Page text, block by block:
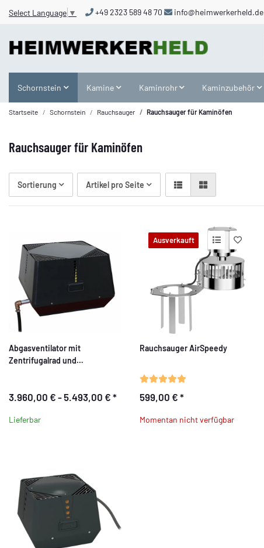
Select Language ▼ +49 2323 589 48 70 info@heimwerkerheld.de
Schornstein Kamine Kaminrohr Kaminzubehör
Startseite Schornstein Rauchsauger Rauchsauger für Kaminöfen
Rauchsauger für Kaminöfen
Sortierung Artikel pro Seite
Abgasventilator mit
Zentrifugalrad und
3.960,00 € -5.493,00 € *
Lieferbar
Ausverkauft
Rauchsauger AirSpeedy
599,00 € *
Momentan nicht verfügbar